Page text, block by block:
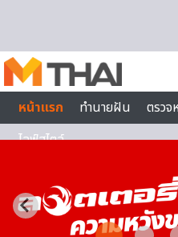
หน้าแรก
ทำนายฝัน ตรวจ
ไลฟ์สไตล์